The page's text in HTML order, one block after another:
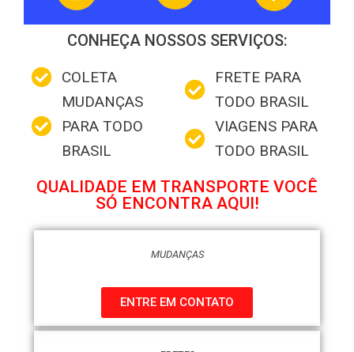
CONHEÇA NOSSOS SERVIÇOS:
COLETA
MUDANÇAS
PARA TODO
BRASIL
FRETE PARA
TODO BRASIL
VIAGENS PARA
TODO BRASIL
QUALIDADE EM TRANSPORTE VOCÊ
SÓ ENCONTRA AQUI!
MUDANÇAS
ENTRE EM CONTATO